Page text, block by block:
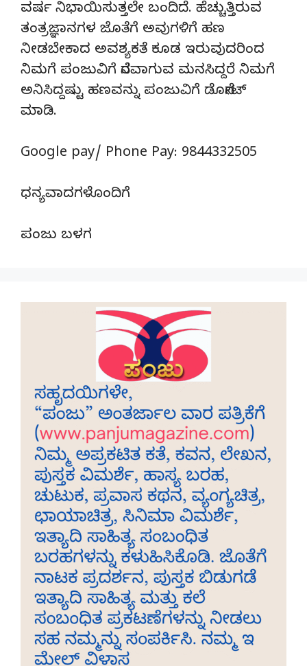
ವರ್ಷ ನಿಭಾಯಿಸುತ್ತಲೇ ಬಂದಿದೆ. ಹೆಚ್ಚುತ್ತಿರುವ
ತಂತ್ರಜ್ಞಾನಗಳ ಜೊತೆಗೆ ಅವುಗಳಿಗೆ ಹಣ
ನೀಡಬೇಕಾದ ಅವಶ್ಯಕತೆ ಕೂಡ ಇರುವುದರಿಂದ
ನಿಮಗೆ ಪಂಜುವಿಗೆ ನೆರವಾಗುವ ಮನಸಿದ್ದರೆ ನಿಮಗೆ
ಅನಿಸಿದ್ದಷ್ಟು ಹಣವನ್ನು ಪಂಜುವಿಗೆ ಡೊನೇಟ್‌
ಮಾಡಿ.
Google pay/ Phone Pay: 9844332505
ಧನ್ಯವಾದಗಳೊಂದಿಗೆ
ಪಂಜು ಬಳಗ